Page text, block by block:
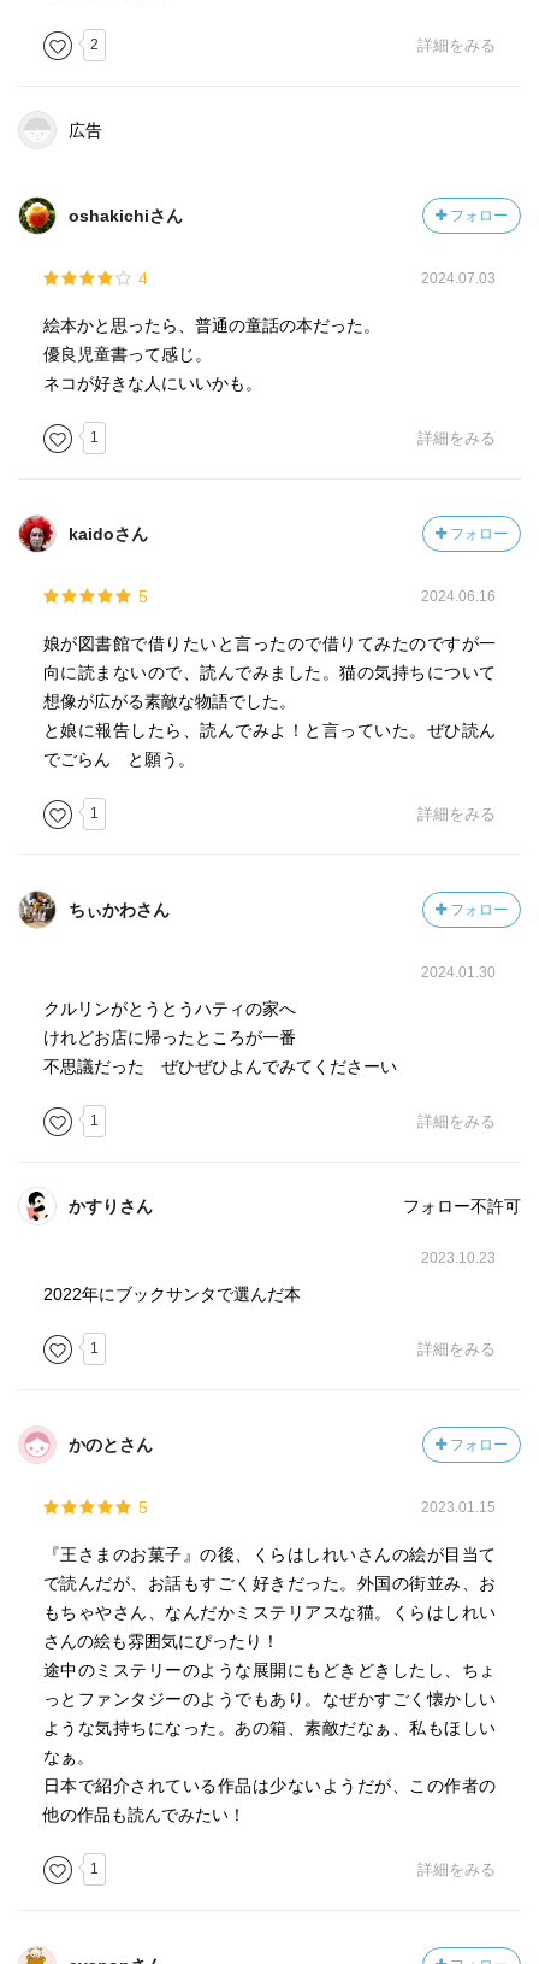
2 詳細をみる
広告
oshakichiさん フォロー
4 2024.07.03
絵本かと思ったら、普通の童話の本だった。
優良児童書って感じ。
ネコが好きな人にいいかも。
1 詳細をみる
kaidoさん フォロー
5 2024.06.16
娘が図書館で借りたいと言ったので借りてみたのですが一
向に読まないので、読んでみました。猫の気持ちについて
想像が広がる素敵な物語でした。
と娘に報告したら、読んでみよ！と言っていた。ぜひ読ん
でごらん と願う。
1 詳細をみる
ちぃかわさん フォロー
2024.01.30
クルリンがとうとうハティの家へ
けれどお店に帰ったところが一番
不思議だった ぜひぜひよんでみてくださーい
1 詳細をみる
かすりさん フォロー不許可
2023.10.23
2022年にブックサンタで選んだ本
1 詳細をみる
かのとさん フォロー
5 2023.01.15
『王さまのお菓子』の後、くらはしれいさんの絵が目当て
で読んだが、お話もすごく好きだった。外国の街並み、お
もちゃやさん、なんだかミステリアスな猫。くらはしれい
さんの絵も雰囲気にぴったり！
途中のミステリーのような展開にもどきどきしたし、ちょ
っとファンタジーのようでもあり。なぜかすごく懐かしい
ような気持ちになった。あの箱、素敵だなぁ、私もほしい
なぁ。
日本で紹介されている作品は少ないようだが、この作者の
他の作品も読んでみたい！
1 詳細をみる